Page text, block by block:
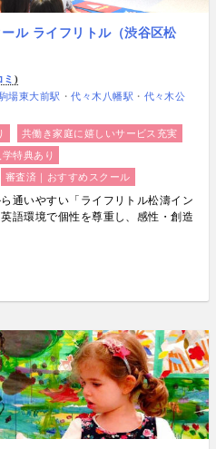
ル ライフリトル（渋谷区松
場東大前駅 代々木八幡駅
代々木公
共働き家庭に嬉しいサービス充実
特典あり
審査済｜おすすめスクール
通いやすい「ライフリトル松濤イン
語環境で個性を尊重し、感性・創造